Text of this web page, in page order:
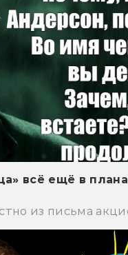
всё ещё в
из письма